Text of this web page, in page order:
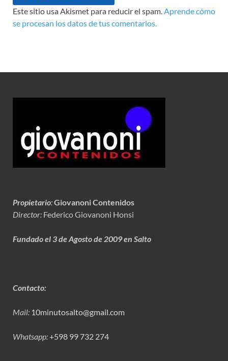
Este sitio usa Akismet para reducir el spam.Aprende cómo
se procesan los datos de tus comentarios.
Propietario:Giovanoni Contenidos
Director: Federico Giovanoni Honsi
Fundado el 3 de Agosto de 2009 en Salto
Contacto:
Mail: 10minutosalto@gmail.com
Whatsapp:+598 99 732 274